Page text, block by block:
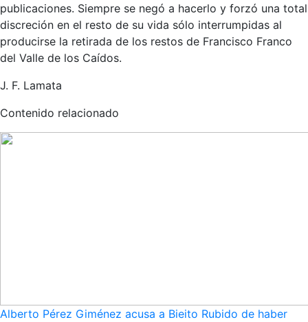
publicaciones. Siempre se negó a hacerlo y forzó una total
discreción en el resto de su vida sólo interrumpidas al
producirse la retirada de los restos de Francisco Franco
del Valle de los Caídos.
J. F. Lamata
Contenido relacionado
Alberto Pérez Giménez acusa a Bieito Rubido de haber